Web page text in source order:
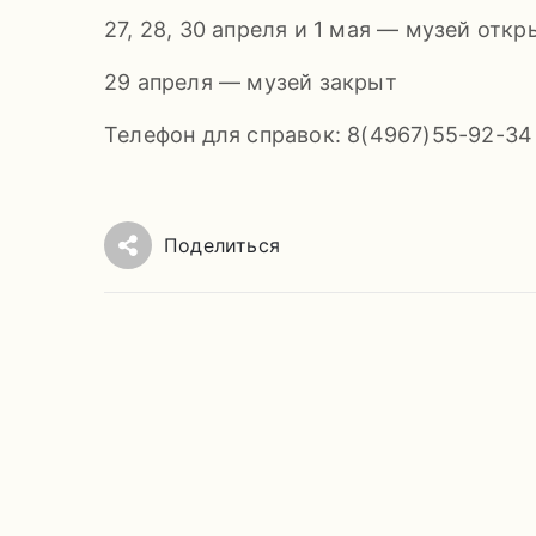
27, 28, 30 апреля и 1 мая — музей
29 апреля — музей закрыт
Телефон для справок: 8(4967)55-92-34
Поделиться